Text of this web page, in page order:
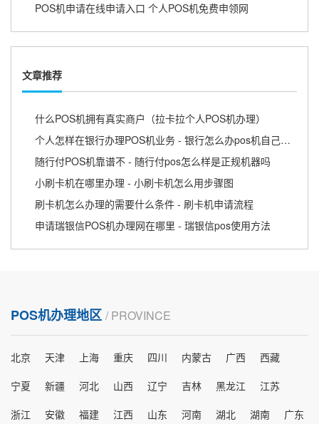
POS机申请在线申请入口 个人POS机免费申领网
文章推荐
什么POS机拥有真实商户（拉卡拉个人POS机办理）
个人怎样在银行办理POS机业务 - 银行怎么办pos机自己使用
随行付POS机靠谱不 - 随行付pos怎么样是正规机器吗
小刷卡机在哪里办理 - 小刷卡机怎么用步骤图
刷卡机怎么办理的需要什么条件 - 刷卡机申请流程
申请瑞银信POS机办理网在哪里 - 瑞银信pos使用方法
POS机办理地区 / PROVINCE
北京 天津 上海 重庆 四川 内蒙古 广西
西藏
宁夏
新疆 河北 山西 辽宁 吉林 黑龙江
江苏
浙江
安徽 福建 江西 山东 河南 湖北 湖南 广东